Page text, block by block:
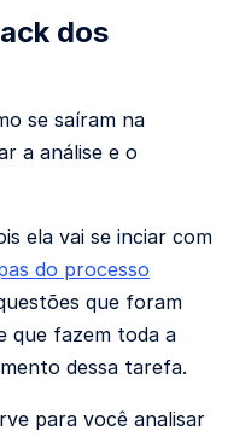
dos
se saíram na
a análise e o
ela vai se inciar com
do processo
que foram
que fazem toda a
dessa tarefa.
para você analisar